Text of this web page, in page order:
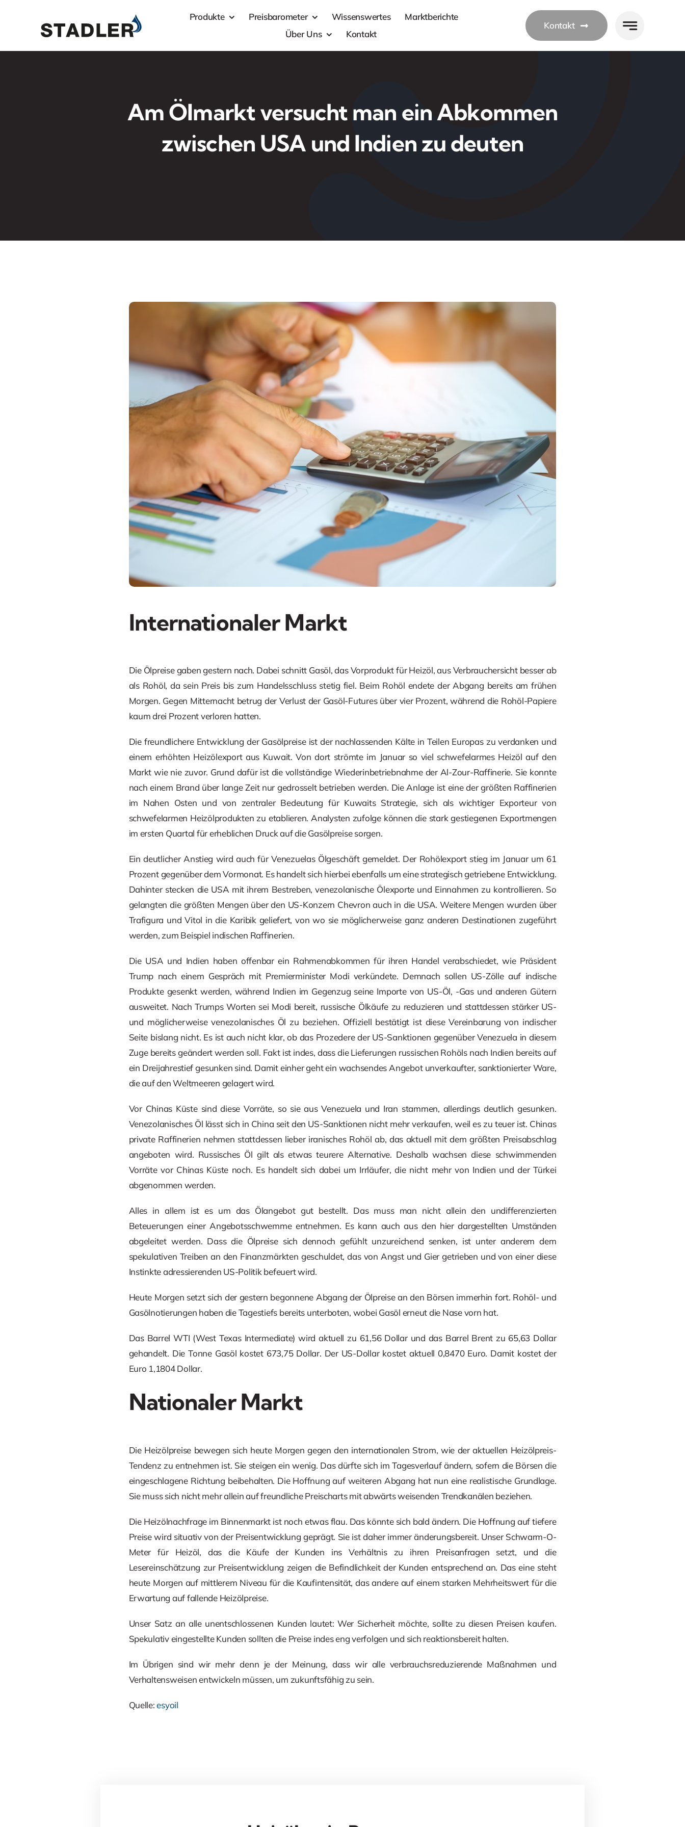
Produkte Preisbarometer Wissenswertes
Marktberichte
Über Uns
Kontakt
Kontakt
Am Ölmarkt versucht man ein Abkommen
zwischen USA und Indien zu deuten
Internationaler Markt
Die Ölpreise gaben gestern nach. Dabei schnitt Gasöl, das Vorprodukt für Heizöl, aus Verbrauchersicht besser ab
als Rohöl, da sein Preis bis zum Handelsschluss stetig fiel. Beim Rohöl endete der Abgang bereits am frühen
Morgen. Gegen Mitternacht betrug der Verlust der Gasöl-Futures über vier Prozent, während die Rohöl-Papiere
kaum drei Prozent verloren hatten.
Die freundlichere Entwicklung der Gasölpreise ist der nachlassenden Kälte in Teilen Europas zu verdanken und
einem erhöhten Heizölexport aus Kuwait. Von dort strömte im Januar so viel schwefelarmes Heizöl auf den
Markt wie nie zuvor. Grund dafür ist die vollständige Wiederinbetriebnahme der Al-Zour-Raffinerie. Sie konnte
nach einem Brand über lange Zeit nur gedrosselt betrieben werden. Die Anlage ist eine der größten Raffinerien
im Nahen Osten und von zentraler Bedeutung für Kuwaits Strategie, sich als wichtiger Exporteur von
schwefelarmen Heizölprodukten zu etablieren. Analysten zufolge können die stark gestiegenen Exportmengen
im ersten Quartal für erheblichen Druck auf die Gasölpreise sorgen.
Ein deutlicher Anstieg wird auch für Venezuelas Ölgeschäft gemeldet. Der Rohölexport stieg im Januar um 61
Prozent gegenüber dem Vormonat. Es handelt sich hierbei ebenfalls um eine strategisch getriebene Entwicklung.
Dahinter stecken die USA mit ihrem Bestreben, venezolanische Ölexporte und Einnahmen zu kontrollieren. So
gelangten die größten Mengen über den US-Konzern Chevron auch in die USA. Weitere Mengen wurden über
Trafigura und Vitol in die Karibik geliefert, von wo sie möglicherweise ganz anderen Destinationen zugeführt
werden, zum Beispiel indischen Raffinerien.
Die USA und Indien haben offenbar ein Rahmenabkommen für ihren Handel verabschiedet, wie Präsident
Trump nach einem Gespräch mit Premierminister Modi verkündete. Demnach sollen US-Zölle auf indische
Produkte gesenkt werden, während Indien im Gegenzug seine Importe von US-Öl, -Gas und anderen Gütern
ausweitet. Nach Trumps Worten sei Modi bereit, russische Ölkäufe zu reduzieren und stattdessen stärker US-
und möglicherweise venezolanisches Öl zu beziehen. Offiziell bestätigt ist diese Vereinbarung von indischer
Seite bislang nicht. Es ist auch nicht klar, ob das Prozedere der US-Sanktionen gegenüber Venezuela in diesem
Zuge bereits geändert werden soll. Fakt ist indes, dass die Lieferungen russischen Rohöls nach Indien bereits auf
ein Dreijahrestief gesunken sind. Damit einher geht ein wachsendes Angebot unverkaufter, sanktionierter Ware,
die auf den Weltmeeren gelagert wird.
Vor Chinas Küste sind diese Vorräte, so sie aus Venezuela und Iran stammen, allerdings deutlich gesunken.
Venezolanisches Öl lässt sich in China seit den US-Sanktionen nicht mehr verkaufen, weil es zu teuer ist. Chinas
private Raffinerien nehmen stattdessen lieber iranisches Rohöl ab, das aktuell mit dem größten Preisabschlag
angeboten wird. Russisches Öl gilt als etwas teurere Alternative. Deshalb wachsen diese schwimmenden
Vorräte vor Chinas Küste noch. Es handelt sich dabei um Irrläufer, die nicht mehr von Indien und der Türkei
abgenommen werden.
Alles in allem ist es um das Ölangebot gut bestellt. Das muss man nicht allein den undifferenzierten
Beteuerungen einer Angebotsschwemme entnehmen. Es kann auch aus den hier dargestellten Umständen
abgeleitet werden. Dass die Ölpreise sich dennoch gefühlt unzureichend senken, ist unter anderem dem
spekulativen Treiben an den Finanzmärkten geschuldet, das von Angst und Gier getrieben und von einer diese
Instinkte adressierenden US-Politik befeuert wird.
Heute Morgen setzt sich der gestern begonnene Abgang der Ölpreise an den Börsen immerhin fort. Rohöl- und
Gasölnotierungen haben die Tagestiefs bereits unterboten, wobei Gasöl erneut die Nase vorn hat.
Das Barrel WTI (West Texas Intermediate) wird aktuell zu 61,56 Dollar und das Barrel Brent zu 65,63 Dollar
gehandelt. Die Tonne Gasöl kostet 673,75 Dollar. Der US-Dollar kostet aktuell 0,8470 Euro. Damit kostet der
Euro 1,1804 Dollar.
Nationaler Markt
Die Heizölpreise bewegen sich heute Morgen gegen den internationalen Strom, wie der aktuellen Heizölpreis-
Tendenz zu entnehmen ist. Sie steigen ein wenig. Das dürfte sich im Tagesverlauf ändern, sofern die Börsen die
eingeschlagene Richtung beibehalten. Die Hoffnung auf weiteren Abgang hat nun eine realistische Grundlage.
Sie muss sich nicht mehr allein auf freundliche Preischarts mit abwärts weisenden Trendkanälen beziehen.
Die Heizölnachfrage im Binnenmarkt ist noch etwas flau. Das könnte sich bald ändern. Die Hoffnung auf tiefere
Preise wird situativ von der Preisentwicklung geprägt. Sie ist daher immer änderungsbereit. Unser Schwarm-O-
Meter für Heizöl, das die Käufe der Kunden ins Verhältnis zu ihren Preisanfragen setzt, und die
Lesereinschätzung zur Preisentwicklung zeigen die Befindlichkeit der Kunden entsprechend an. Das eine steht
heute Morgen auf mittlerem Niveau für die Kaufintensität, das andere auf einem starken Mehrheitswert für die
Erwartung auf fallende Heizölpreise.
Unser Satz an alle unentschlossenen Kunden lautet: Wer Sicherheit möchte, sollte zu diesen Preisen kaufen.
Spekulativ eingestellte Kunden sollten die Preise indes eng verfolgen und sich reaktionsbereit halten.
Im Übrigen sind wir mehr denn je der Meinung, dass wir alle verbrauchsreduzierende Maßnahmen und
Verhaltensweisen entwickeln müssen, um zukunftsfähig zu sein.
Quelle:esyoil